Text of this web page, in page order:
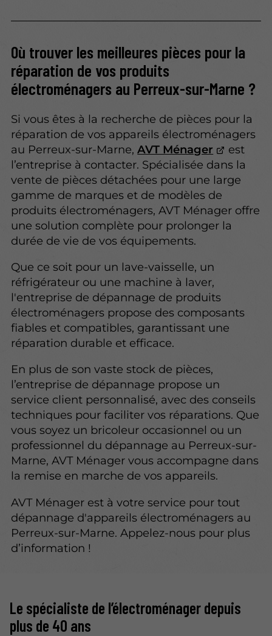
Où trouver les meilleures pièces pour la
réparation de vos produits
électroménagers au Perreux-sur-Marne ?
Si vous êtes à la recherche de pièces pour la
réparation de vos appareils électroménagers
au Perreux-sur-Marne,AVT Ménager
est
l’entreprise à contacter. Spécialisée dans la
vente de pièces détachées pour une large
gamme de marques et de modèles de
produits électroménagers, AVT Ménager offre
une solution complète pour prolonger la
durée de vie de vos équipements.
Que ce soit pour un lave-vaisselle, un
réfrigérateur ou une machine à laver,
l'entreprise de dépannage de produits
électroménagers propose des composants
fiables et compatibles, garantissant une
réparation durable et efficace.
En plus de son vaste stock de pièces,
l’entreprise de dépannage propose un
service client personnalisé, avec des conseils
techniques pour faciliter vos réparations. Que
vous soyez un bricoleur occasionnel ou un
professionnel du dépannage au Perreux-sur-
Marne, AVT Ménager vous accompagne dans
la remise en marche de vos appareils.
AVT Ménager est à votre service pour tout
dépannage d'appareils électroménagers au
Perreux-sur-Marne. Appelez-nous pour plus
d’information !
Le spécialiste de l’électroménager depuis
plus de 40 ans